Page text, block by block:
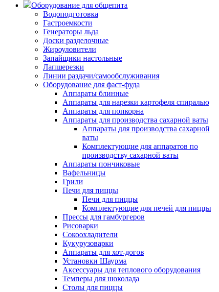
Оборудование для общепита
Водоподготовка
Гастроемкости
Генераторы льда
Доски разделочные
Жироуловители
Запайщики настольные
Лапшерезки
Линии раздачи/самообслуживания
Оборудование для фаст-фуда
Аппараты блинные
Аппараты для нарезки картофеля спиралью
Аппараты для попкорна
Аппараты для производства сахарной ваты
Аппараты для производства сахарной
ваты
Комплектующие для аппаратов по
производству сахарной ваты
Аппараты пончиковые
Вафельницы
Грили
Печи для пиццы
Печи для пиццы
Комплектующие для печей для пиццы
Прессы для гамбургеров
Рисоварки
Сокоохладители
Кукурузоварки
Аппараты для хот-догов
Установки Шаурма
Аксессуары для теплового оборудования
Темперы для шоколада
Столы для пиццы